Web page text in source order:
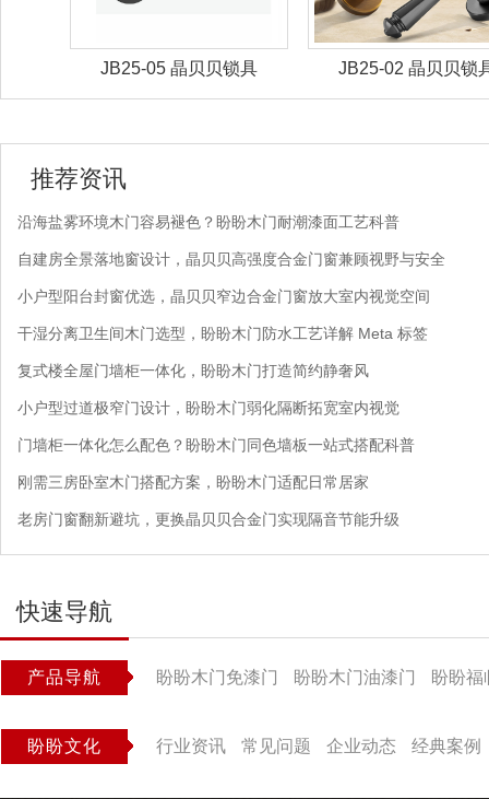
JB25-02 晶贝贝锁具 JB25-01 晶贝贝锁
推荐资讯
沿海盐雾环境木门容易褪色？盼盼木门耐潮漆面工艺科普
自建房全景落地窗设计，晶贝贝高强度合金门窗兼顾视野与安全
小户型阳台封窗优选，晶贝贝窄边合金门窗放大室内视觉空间
干湿分离卫生间木门选型，盼盼木门防水工艺详解 Meta 标签
复式楼全屋门墙柜一体化，盼盼木门打造简约静奢风
小户型过道极窄门设计，盼盼木门弱化隔断拓宽室内视觉
门墙柜一体化怎么配色？盼盼木门同色墙板一站式搭配科普
刚需三房卧室木门搭配方案，盼盼木门适配日常居家
老房门窗翻新避坑，更换晶贝贝合金门实现隔音节能升级
快速导航
产品导航 盼盼木门免漆门 盼盼木门油漆门 盼盼福
盼盼文化 行业资讯 常见问题 企业动态 经典案例